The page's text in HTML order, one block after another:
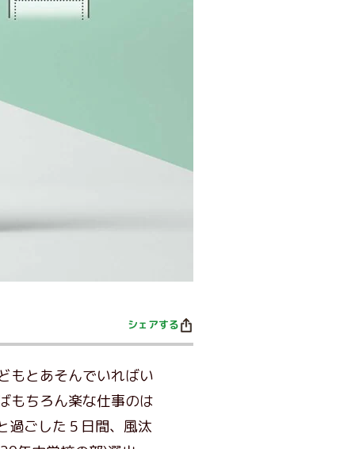
シェアする
もとあそんでいればい
もちろん楽な仕事のは
ごした５日間、風汰